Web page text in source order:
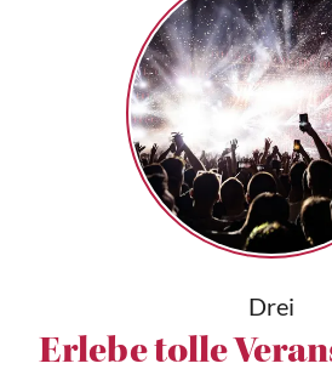
Drei
Erlebe tolle